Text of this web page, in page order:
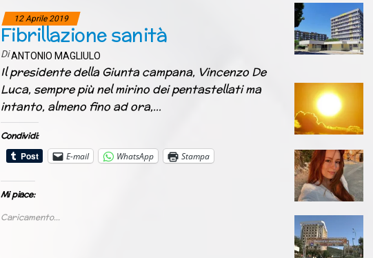
12 Aprile 2019
Fibrillazione sanità
Di ANTONIO MAGLIULO
Il presidente della Giunta campana, Vincenzo De
Luca, sempre più nel mirino dei pentastellati ma
intanto, almeno fino ad ora,…
Condividi:
E-mail
WhatsApp Stampa
Mi piace:
Caricamento...